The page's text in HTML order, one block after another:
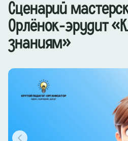
Сценарий
Орлёнок-эрудит
знаниям»